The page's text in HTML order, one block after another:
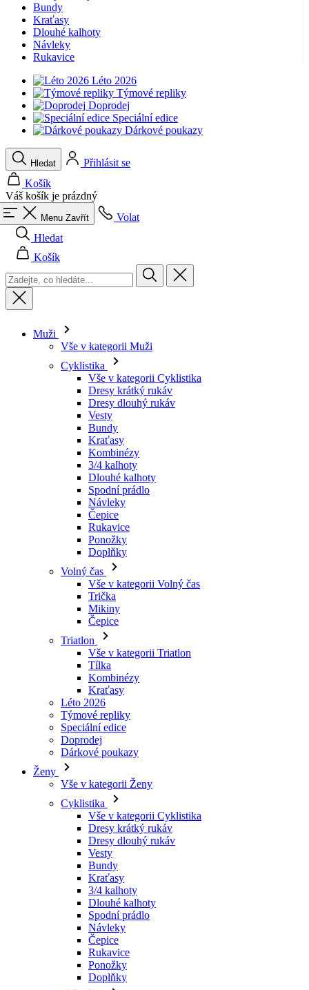
Bundy
Kraťasy
Dlouhé kalhoty
Návleky
Rukavice
Léto 2026
Týmové repliky
Doprodej
Speciální edice
Dárkové poukazy
Hledat
Přihlásit se
Košík
Váš košík je prázdný
Menu Zavřít
Volat
Hledat
Košík
Muži
Vše v kategorii Muži
Cyklistika
Vše v kategorii Cyklistika
Dresy krátký rukáv
Dresy dlouhý rukáv
Vesty
Bundy
Kraťasy
Kombinézy
3/4 kalhoty
Dlouhé kalhoty
Spodní prádlo
Návleky
Čepice
Rukavice
Ponožky
Doplňky
Volný čas
Vše v kategorii Volný čas
Trička
Mikiny
Čepice
Triatlon
Vše v kategorii Triatlon
Tílka
Kombinézy
Kraťasy
Léto 2026
Týmové repliky
Speciální edice
Doprodej
Dárkové poukazy
Ženy
Vše v kategorii Ženy
Cyklistika
Vše v kategorii Cyklistika
Dresy krátký rukáv
Dresy dlouhý rukáv
Vesty
Bundy
Kraťasy
3/4 kalhoty
Dlouhé kalhoty
Spodní prádlo
Návleky
Čepice
Rukavice
Ponožky
Doplňky
product[40001949]
product[40001947]
product[40001960]
product[24054]
product[40001944]
www.kalaswear.sk
product[40001876]
www.kalaswear.sk
product[40001948]
www.kalaswear.sk
product[40001875]